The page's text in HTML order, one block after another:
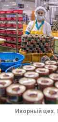
Икорный цех.